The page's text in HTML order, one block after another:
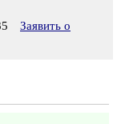
Заявить о